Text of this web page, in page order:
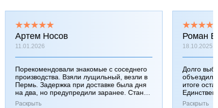
Артем Носов
11.01.2026
Порекомендовали знакомые с соседнего
производства. Взяли лущильный, везли в
Пермь. Задержка при доставке была дня
на два, но предупредили заранее. Станок
работает хорошо, к качеству вопросов нет.
Раскрыть
Роман
18.10.2025
Долго
итоге
Раскрыть